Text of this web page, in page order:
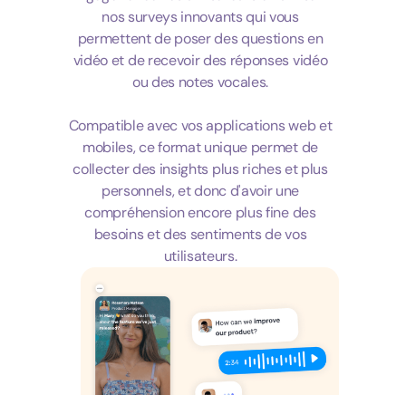
nos surveys innovants qui vous
permettent de poser des questions en
vidéo et de recevoir des réponses vidéo
ou des notes vocales.
Compatible avec vos applications web et
mobiles, ce format unique permet de
collecter des insights plus riches et plus
personnels, et donc d'avoir une
compréhension encore plus fine des
besoins et des sentiments de vos
utilisateurs.